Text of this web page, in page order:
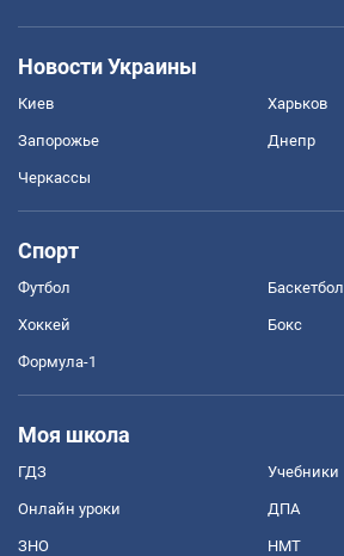
Новости Украины
Киев Харьков
Запорожье Днепр
Черкассы
Спорт
Футбол Баскетбол
Хоккей Бокс
Формула-1
Моя школа
ГДЗ Учебники
Онлайн уроки ДПА
ЗНО НМТ